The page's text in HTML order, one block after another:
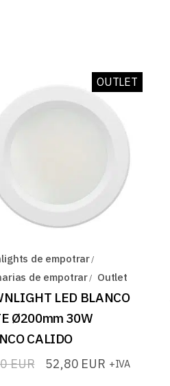
OUTLET
de empotrar
de empotrar
Outlet
LED BLANCO
Ø200mm 30W
CALIDO
EUR 52,80 EUR +IVA